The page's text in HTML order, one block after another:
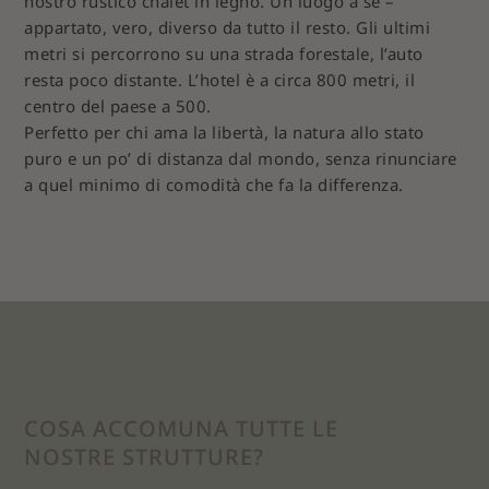
appartato, vero, diverso da tutto il resto. Gli ultimi
metri si percorrono su una strada forestale, l’auto
resta poco distante. L’hotel è a circa 800 metri, il
centro del paese a 500.
Perfetto per chi ama la libertà, la natura allo stato
puro e un po’ di distanza dal mondo, senza rinunciare
a quel minimo di comodità che fa la differenza.
COSA ACCOMUNA TUTTE LE
NOSTRE STRUTTURE?